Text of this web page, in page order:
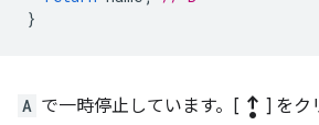
}
A で一時停止しています。[ step_out ] をク